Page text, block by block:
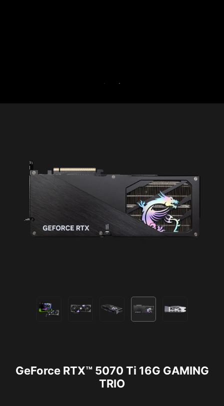
GeForce RTX™ 5070 Ti 16G GAMING
TRIO